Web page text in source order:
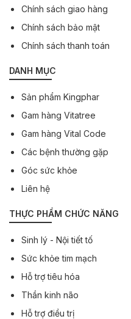
Chính sách giao hàng
Chính sách bảo mật
Chính sách thanh toán
DANH MỤC
Sản phẩm Kingphar
Gam hàng Vitatree
Gam hàng Vital Code
Các bệnh thường gặp
Góc sức khỏe
Liên hệ
THỰC PHẨM CHỨC NĂNG
Sinh lý - Nội tiết tố
Sức khỏe tim mạch
Hỗ trợ tiêu hóa
Thần kinh não
Hỗ trợ điều trị